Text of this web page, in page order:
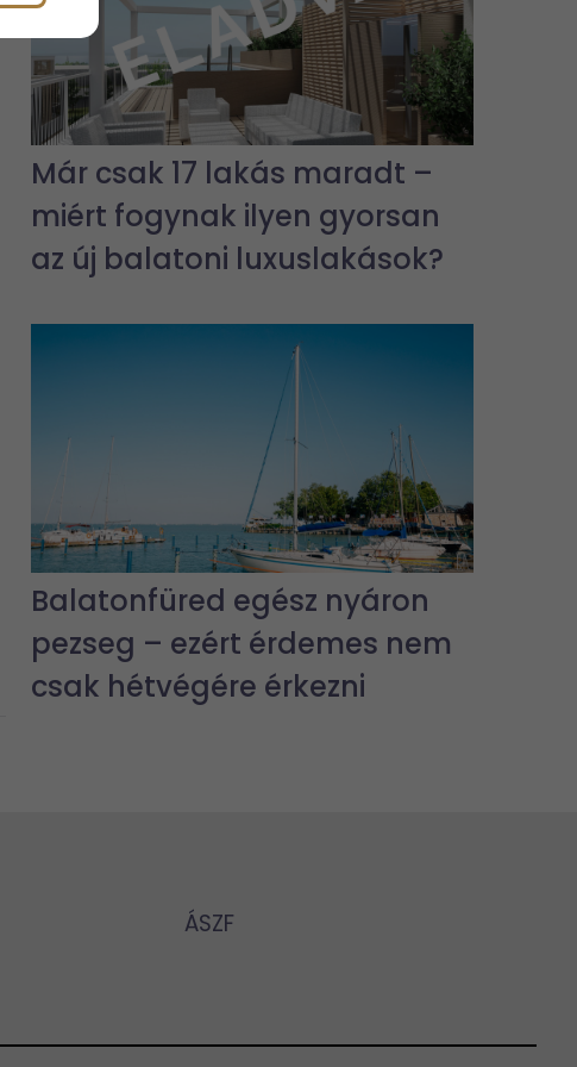
Már csak 17 lakás maradt –
miért fogynak ilyen gyorsan
az új balatoni luxuslakások?
Balatonfüred egész nyáron
pezseg – ezért érdemes nem
csak hétvégére érkezni
ÁSZF